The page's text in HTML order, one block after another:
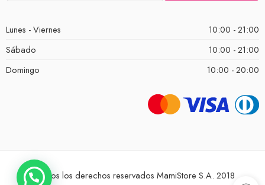
Lunes - Viernes
10:00 - 21:00
Sábado
10:00 - 21:00
Domingo
10:00 - 20:00
Todos los derechos reservados MamiStore S.A. 2018